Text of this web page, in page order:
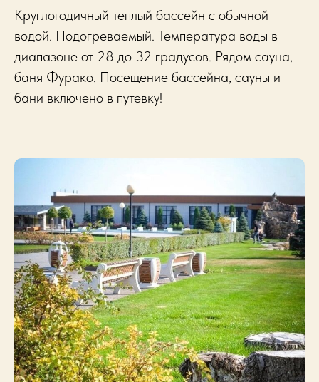
Круглогодичный теплый бассейн с обычной
водой. Подогреваемый. Температура воды в
диапазоне от 28 до 32 градусов. Рядом сауна,
баня Фурако. Посещение бассейна, сауны и
бани включено в путевку!